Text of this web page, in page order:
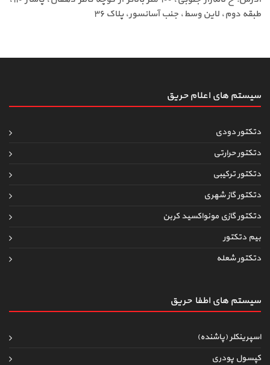
طبقه دوم، لاین وسط، جنب آسانسور، پلاک ۳۶
سیستم های اعلام حریق
دتکتور دودی
دتکتور حرارتی
دتکتور ترکیبی
دتکتور گاز شهری
دتکتور گازی مونواکسید کربن
بیم دتکتور
دتکتور شعله
سیستم های اطفاءحریق
اسپرینکلر (پاشنده)
کپسول پودری